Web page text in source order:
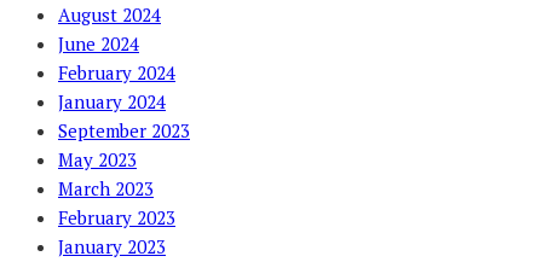
August 2024
June 2024
February 2024
January 2024
September 2023
May 2023
March 2023
February 2023
January 2023